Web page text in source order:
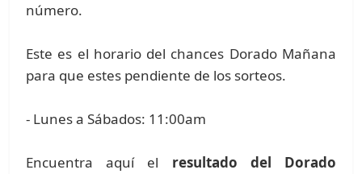
número.
Este es el horario del chances Dorado Mañana
para que estes pendiente de los sorteos.
- Lunes a Sábados: 11:00am
Encuentra aquí el resultado del Dorado